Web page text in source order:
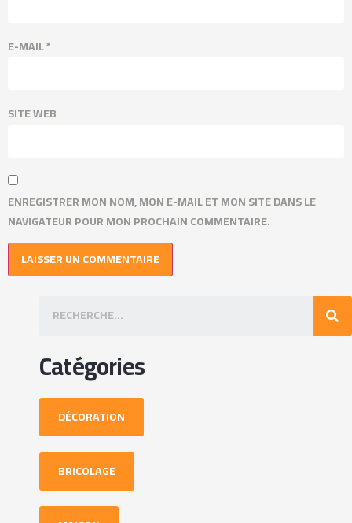
E-MAIL*
SITE WEB
ENREGISTRER MON NOM, MON E-MAIL ET MON SITE DANS LE
NAVIGATEUR POUR MON PROCHAIN COMMENTAIRE.
Catégories
DÉCORATION
BRICOLAGE